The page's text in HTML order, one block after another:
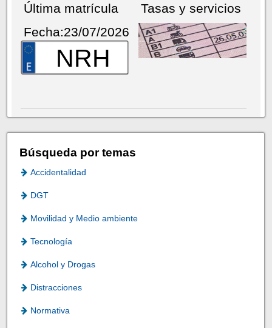
Última matrícula
Fecha:23/07/2026
NRH
Tasas y servicios
Búsqueda por temas
Accidentalidad
DGT
Movilidad y Medio ambiente
Tecnología
Alcohol y Drogas
Distracciones
Normativa